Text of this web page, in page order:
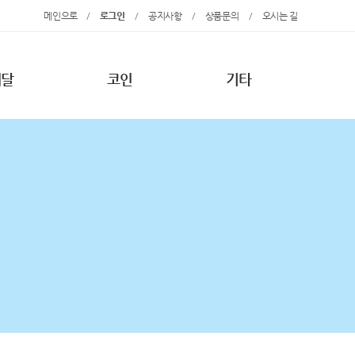
오시는 길
상품문의 /
공지사항/
로그인 /
메인으로 /
코인 기타